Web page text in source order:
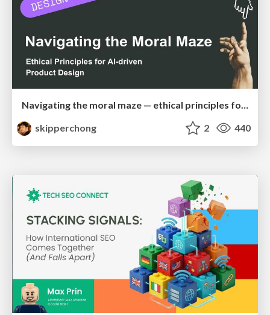
Navigating the moral maze — ethical principles for Al-driven product design
skipperchong
2 440